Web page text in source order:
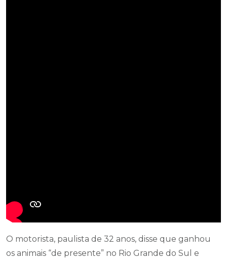
O motorista, paulista de 32 anos, disse que ganhou
os animais “de presente” no Rio Grande do Sul e